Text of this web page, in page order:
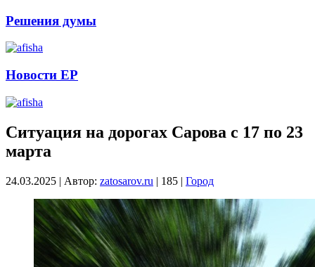
Решения думы
Новости ЕР
Ситуация на дорогах Сарова с 17 по 23
марта
24.03.2025 | Автор: zatosarov.ru | 185 | Город